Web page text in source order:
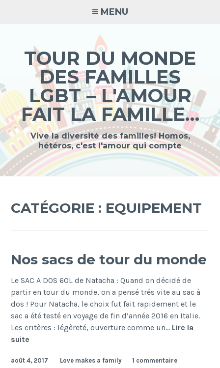
MENU
TOUR DU MONDE
DES FAMILLES
LGBT – L'AMOUR
FAIT LA FAMILLE…
Vive la diversité des familles! Homos,
hétéros, c'est l'amour qui compte
CATÉGORIE : EQUIPEMENT
Nos sacs de tour du monde
Le SAC A DOS 60L de Natacha : Quand on décidé de
partir en tour du monde, on a pensé trés vite au sac à
dos ! Pour Natacha, le choix fut fait rapidement et le
sac a été testé en voyage de fin d’année 2016 en Italie.
Les critères : légèreté, ouverture comme un… Lire la
suite
de
août 4, 2017 Love makes a family 1 commentaire